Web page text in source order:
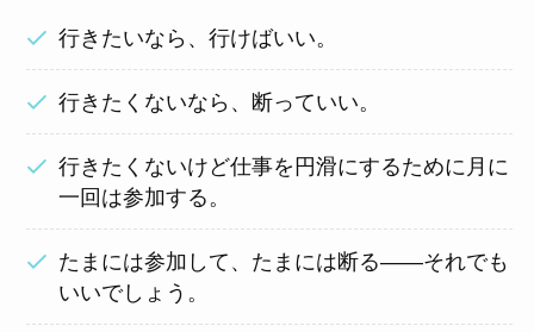
行きたいなら、行けばいい。
行きたくないなら、断っていい。
行きたくないけど仕事を円滑にするために月に
一回は参加する。
たまには参加して、たまには断る――それでも
いいでしょう。